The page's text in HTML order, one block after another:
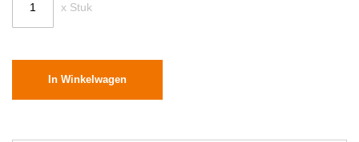
x Stuk
In Winkelwagen